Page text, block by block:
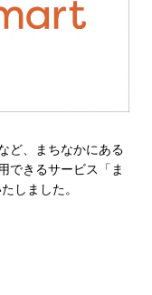
ど、まちなかにある
できるサービス「ま
しました。